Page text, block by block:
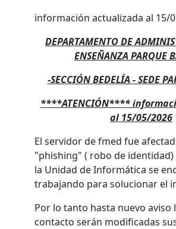
información actualizada al 15/
DEPARTAMENTO DE
ENSEÑANZA PARQUE
-SECCIÓN BEDELÍA - SEDE
****ATENCIÓN****
al 15/05/2026
El servidor de fmed fue
"phishing" ( robo de
la Unidad de Informática se
trabajando para solucionar el
Por lo tanto hasta nuevo aviso
contacto serán modificadas